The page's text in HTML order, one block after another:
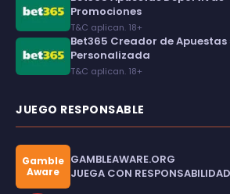
Promociones
T&C aplican. 18+
Bet365 Creador de Apuestas
Personalizada
T&C aplican. 18+
JUEGO RESPONSABLE
Gamble
Aware
GAMBLEAWARE.ORG
JUEGA CON RESPONSABILIDAD